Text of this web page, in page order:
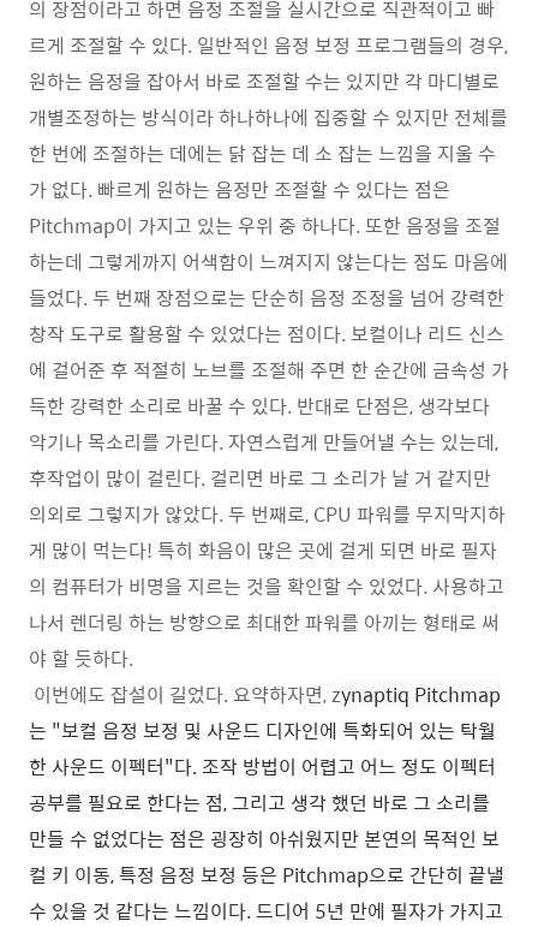
의 장점이라고 하면 음정 조절을 실시간으로 직관적이고 빠
르게 조절할 수 있다. 일반적인 음정 보정 프로그램들의 경우,
원하는 음정을 잡아서 바로 조절할 수는 있지만 각 마디별로
개별조정하는 방식이라 하나하나에 집중할 수 있지만 전체를
한 번에 조절하는 데에는 닭 잡는 데 소 잡는 느낌을 지울 수
가 없다. 빠르게 원하는 음정만 조절할 수 있다는 점은
Pitchmap이 가지고 있는 우위 중 하나다. 또한 음정을 조절
하는데 그렇게까지 어색함이 느껴지지 않는다는 점도 마음에
들었다. 두 번째 장점으로는 단순히 음정 조정을 넘어 강력한
창작 도구로 활용할 수 있었다는 점이다. 보컬이나 리드 신스
에 걸어준 후 적절히 노브를 조절해 주면 한 순간에 금속성 가
득한 강력한 소리로 바꿀 수 있다. 반대로 단점은, 생각보다
악기나 목소리를 가린다. 자연스럽게 만들어낼 수는 있는데,
후작업이 많이 걸린다. 걸리면 바로 그 소리가 날 거 같지만
의외로 그렇지가 않았다. 두 번째로, CPU 파워를 무지막지하
게 많이 먹는다! 특히 화음이 많은 곳에 걸게 되면 바로 필자
의 컴퓨터가 비명을 지르는 것을 확인할 수 있었다. 사용하고
나서 렌더링 하는 방향으로 최대한 파워를 아끼는 형태로 써
야 할 듯하다.
이번에도 잡설이 길었다. 요약하자면, zynaptiq Pitchmap
는 "보컬 음정 보정 및 사운드 디자인에 특화되어 있는 탁월
한 사운드 이펙터"다. 조작 방법이 어렵고 어느 정도 이펙터
공부를 필요로 한다는 점, 그리고 생각 했던 바로 그 소리를
만들 수 없었다는 점은 굉장히 아쉬웠지만 본연의 목적인 보
컬 키 이동, 특정 음정 보정 등은 Pitchmap으로 간단히 끝낼
수 있을 것 같다는 느낌이다.드디어 5년 만에 필자가 가지고